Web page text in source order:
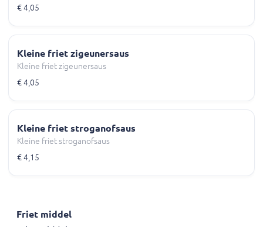
€ 4,05
Kleine friet zigeunersaus
Kleine friet zigeunersaus
€ 4,05
Kleine friet stroganofsaus
Kleine friet stroganofsaus
€ 4,15
Friet middel